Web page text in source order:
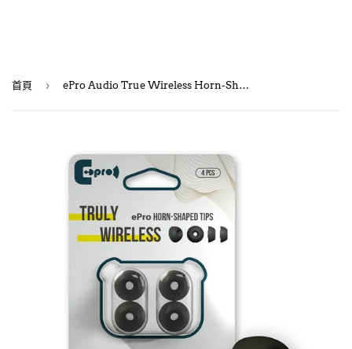
首頁 › ePro Audio True Wireless Horn-Shaped Tips 真無線耳機專用耳膠